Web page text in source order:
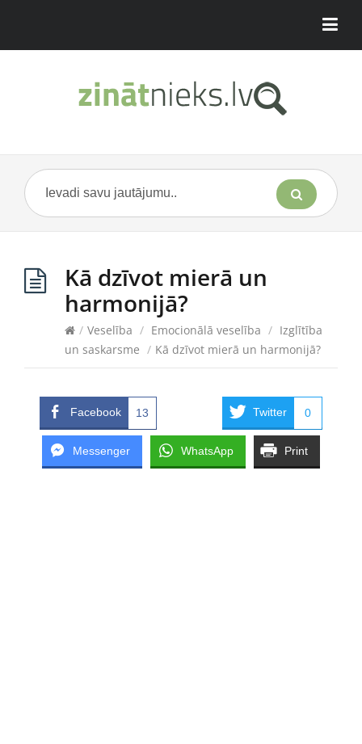
Kā dzīvot mierā un
harmonijā?
/ Veselība / Emocionālā veselība / Izglītība
un saskarsme / Kā dzīvot mierā un harmonijā?
Facebook 13 Twitter 0
Messenger WhatsApp Print